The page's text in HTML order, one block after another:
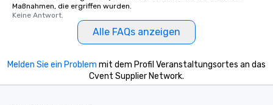
Maßnahmen, die ergriffen wurden.
Keine Antwort.
Alle FAQs anzeigen
Melden Sie ein Problem mit dem Profil Veranstaltungsortes an das
Cvent Supplier Network.